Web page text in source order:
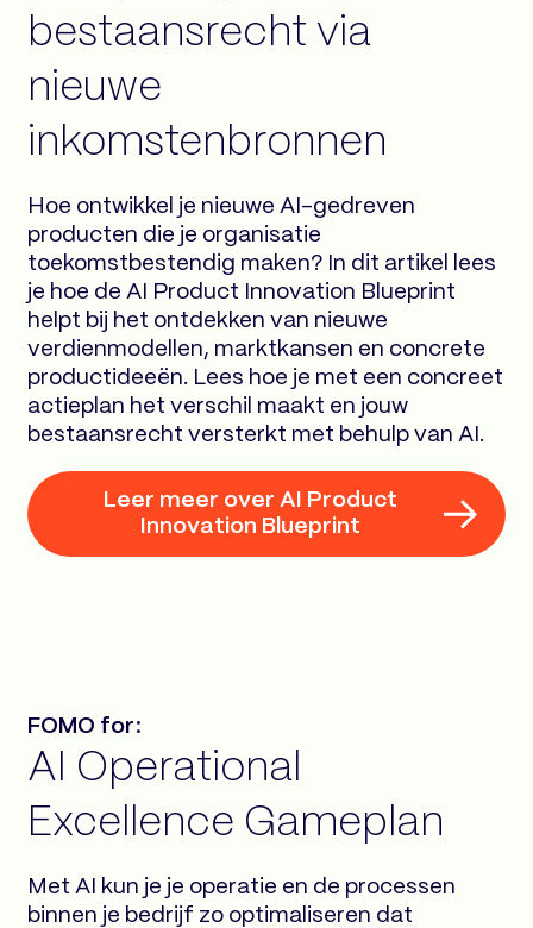
bestaansrecht via
nieuwe
inkomstenbronnen
Hoe ontwikkel je nieuwe AI-gedreven
producten die je organisatie
toekomstbestendig maken? In dit artikel lees
je hoe de AI Product Innovation Blueprint
helpt bij het ontdekken van nieuwe
verdienmodellen, marktkansen en concrete
productideeën. Lees hoe je met een concreet
actieplan het verschil maakt en jouw
bestaansrecht versterkt met behulp van AI.
Leer meer over AI Product
Innovation Blueprint
FOMO for:
AI Operational
Excellence Gameplan
Met AI kun je je operatie en de processen
binnen je bedrijf zo optimaliseren dat